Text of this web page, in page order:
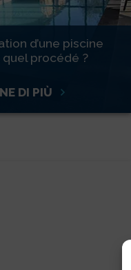
d’une piscine
quel procédé ?
DI PIÙ